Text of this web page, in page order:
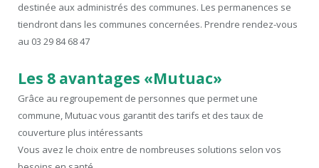
destinée aux administrés des communes. Les permanences se
tiendront dans les communes concernées. Prendre rendez-vous
au 03 29 84 68 47
Les 8 avantages «Mutuac»
Grâce au regroupement de personnes que permet une
commune, Mutuac vous garantit des tarifs et des taux de
couverture plus intéressants
Vous avez le choix entre de nombreuses solutions selon vos